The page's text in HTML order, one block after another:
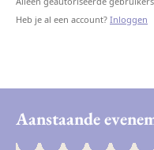
Heb je al een account? Inloggen
Aanstaande